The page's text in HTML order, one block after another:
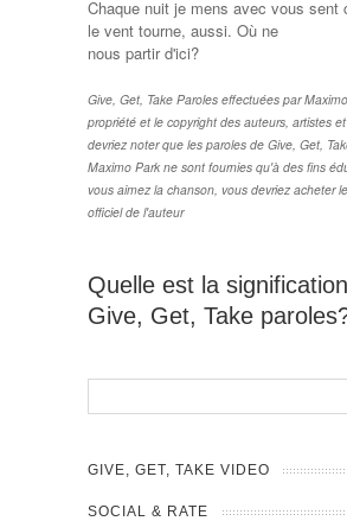
Chaque nuit je mens avec vous sent
le vent tourne, aussi. Où ne
nous partir d'ici?
Give, Get, Take Paroles effectuées par
propriété et le copyright des auteurs, artistes
devriez noter que les paroles de Give, Get,
Maximo Park ne sont fournies qu'à des fins
vous aimez la chanson, vous devriez acheter
officiel de l'auteur
Quelle est la
Give, Get, Take
GIVE, GET, TAKE VIDEO
SOCIAL & RATE